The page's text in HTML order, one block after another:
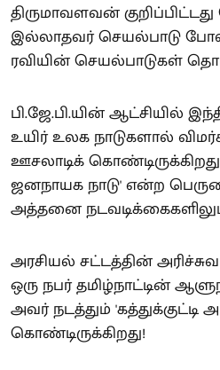
திருமாவளவன்
இல்லாதவர் செயல்பாடு
ரவியின் செயல்பாடுகள்
பி.ஜே.பி.யின் ஆட்சியில்
உயிர் உலக நாடுகளால்
ஊசலாடிக்
ஜனநாயக நாடு' என்ற
அத்தனை
அரசியல் சட்டத்தின்
ஒரு நபர் தமிழ்நாட்டின்
அவர் நடத்தும் 'கத்துக்குட்டி
கொண்டிருக்கிறது!